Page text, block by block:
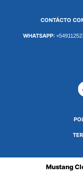
CONTÁCTO
WHATSAPP:
Mustang